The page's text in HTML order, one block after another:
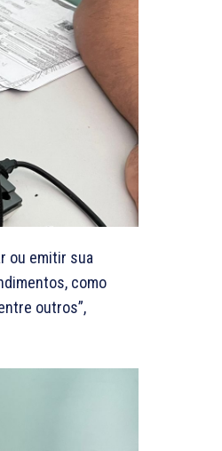
ou emitir sua
como
outros”,